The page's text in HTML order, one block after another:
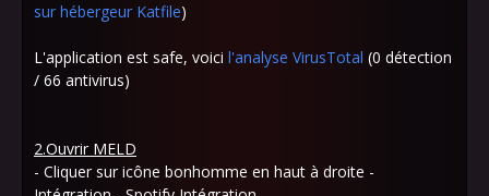
sur hébergeur Katfile)
L'application est safe, voici l'analyse VirusTotal (0 détection
/ 66 antivirus)
2.Ouvrir MELD
- Cliquer sur icône bonhomme en haut à droite -